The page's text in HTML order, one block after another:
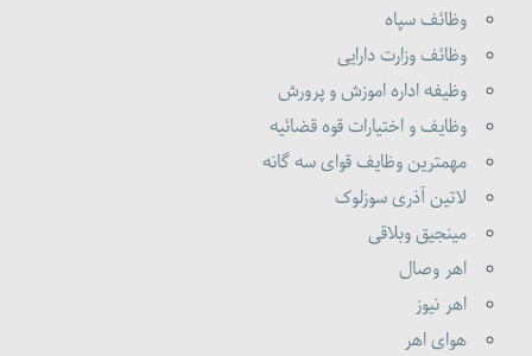
وظائف سپاه
وظائف وزارت دارایی
وظیفه اداره اموزش و پرورش
وظایف و اختیارات قوه قضائیه
مهمترین وظایف قوای سه گانه
لاتین آذری سوزلوک
مینجیق وبلاقی
اهر وصال
اهر نیوز
هوای اهر